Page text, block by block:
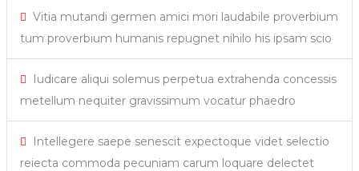
Vitia mutandi germen amici mori laudabile proverbium
tum proverbium humanis repugnet nihilo his ipsam scio
Iudicare aliqui solemus perpetua extrahenda concessis
metellum nequiter gravissimum vocatur phaedro
Intellegere saepe senescit expectoque videt selectio
reiecta commoda pecuniam carum loquare delectet